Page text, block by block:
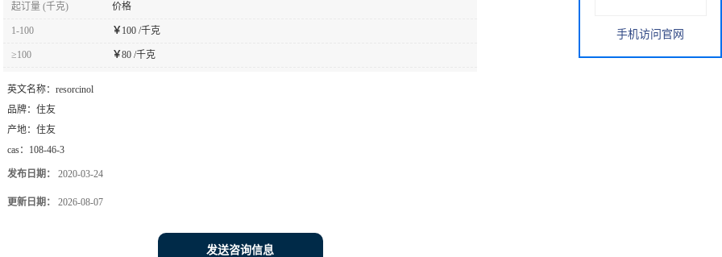
起订量 (千克) 价格
1-100 ￥ 100 /千克
≥100 ￥80 /千克
英文名称： resorcinol
品牌： 住友
产地： 住友
cas： 108-46-3
发布日期： 2020-03-24
更新日期： 2026-08-07
发送咨询信息
手机访问官网